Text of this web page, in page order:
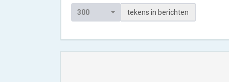
300 tekens in berichten